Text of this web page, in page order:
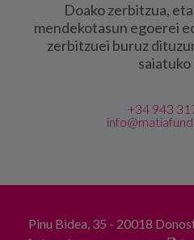
Doako zerbitzua,
mendekotasun egoerei
zerbitzuei buruz
saiatuko
+34 943
Pinu Bidea, 35 - 20018